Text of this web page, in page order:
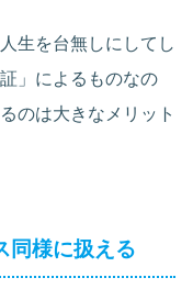
生を台無しにしてし
」によるものなの
のは大きなメリット
同様に扱える